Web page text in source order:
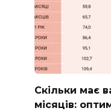
Скільки має
місяців: